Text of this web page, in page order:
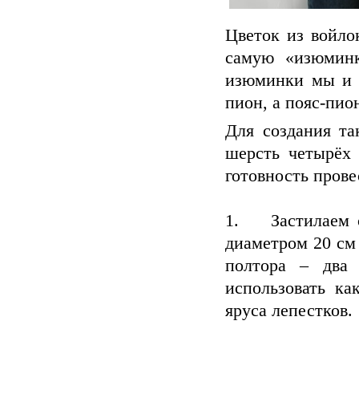
Цветок из
самую
изюминки мы и
пион, а пояс-
Для создания
шерсть
готовность
1. Застилаем
диаметром 20
полтора – два
использовать
яруса лепестков.